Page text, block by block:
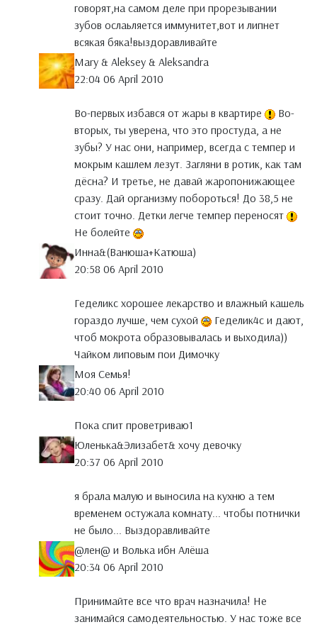
говорят,на самом деле при прорезывании
зубов ослаьляется иммунитет,вот и липнет
всякая бяка!выздоравливайте
Mary & Aleksey & Aleksandra
22:04 06 April 2010
Во-первых избався от жары в квартире
Во-
вторых, ты уверена, что это простуда, а не
зубы? У нас они, например, всегда с темпер и
мокрым кашлем лезут. Загляни в ротик, как там
дёсна? И третье, не давай жаропонижающее
сразу. Дай организму побороться! До 38,5 не
стоит точно. Детки легче темпер переносят
Не болейте
Инна&(Ванюша+Катюша)
20:58 06 April 2010
Геделикс хорошее лекарство и влажный кашель
гораздо лучше, чем сухой
Геделик4с и дают,
чтоб мокрота образовывалась и выходила))
Чайком липовым пои Димочку
Моя Семья!
20:40 06 April 2010
Пока спит проветриваю1
Юленька&Элизабет& хочу девочку
20:37 06 April 2010
я брала малую и выносила на кухню а тем
временем остужала комнату... чтобы потнички
не было... Выздоравливайте
@лен@ и Волька ибн Алёша
20:34 06 April 2010
Принимайте все что врач назначила! Не
занимайся самодеятельностью. У нас тоже все